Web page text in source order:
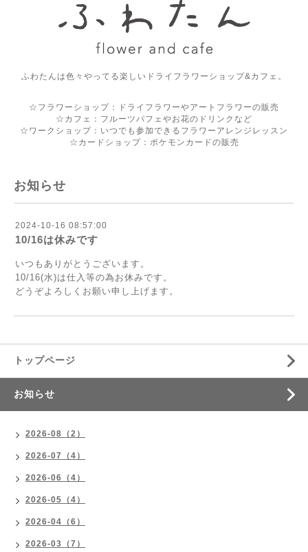
ふわたんは色々やってる楽しいドライフラワーショップ&カフェ。
☆フラワーショップ：ドライフラワーやアートフラワーの販売
☆カフェ：フルーツパフェやお花のドリンクなど
☆ワークショップ：いつでも参加できるフラワーアレンジレッスン
☆カードショップ：ポケモンカードの販売
お知らせ
2024-10-16 08:57:00
10/16は休みです
いつもありがとうございます。
10/16(水)は仕入等の為お休みです。
どうぞよろしくお願い申し上げます。
トップページ
お知らせ
2026-08（2）
2026-07（4）
2026-06（4）
2026-05（4）
2026-04（6）
2026-03（7）